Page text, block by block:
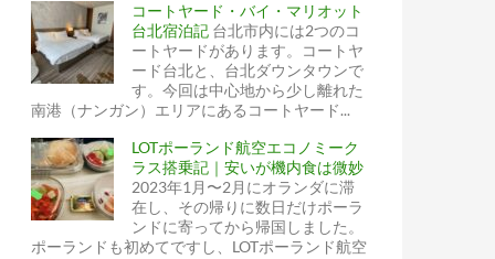
コートヤード・バイ・マリオット
台北宿泊記 台北市内には2つのコ
ートヤードがあります。コートヤ
ード台北と、台北ダウンタウンで
す。今回は中心地から少し離れた
南港（ナンガン）エリアにあるコートヤード...
LOTポーランド航空エコノミーク
ラス搭乗記｜安いが機内食は微妙
2023年1月〜2月にオランダに滞
在し、その帰りに数日だけポーラ
ンドに寄ってから帰国しました。
ポーランドも初めてですし、LOTポーランド航空